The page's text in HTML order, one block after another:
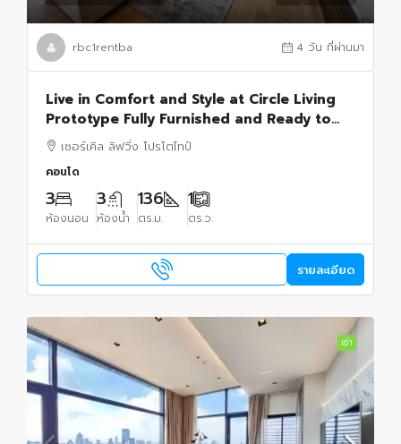
rbc1rentba 4 วัน ที่ผ่านมา
Live in Comfort and Style at Circle Living
Prototype Fully Furnished and Ready to
Move In
เซอร์เคิล ลิฟวิ่ง โปรโตไทป์
คอนโด
3
ห้องนอน
3
ห้องน้ำ
136
ตร.ม.
1
ตร.ว.
รายละเอียด
เช่า